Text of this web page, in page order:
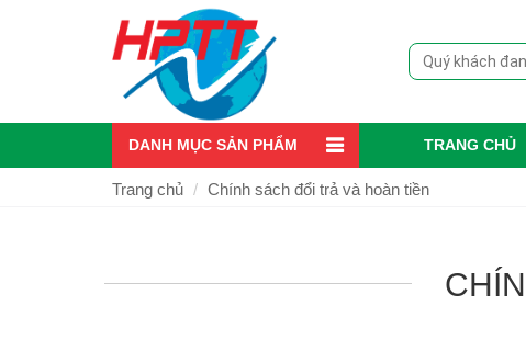
DANH MỤC SẢN PHẨM TRANG CHỦ
Trang chủ Chính sách đổi trả và hoàn tiền